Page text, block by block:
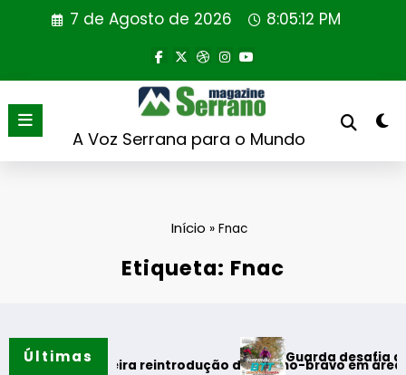
7 de Agosto de 2026 8:05:12 PM
A Voz Serrana para o Mundo
Início » Fnac
Etiqueta: Fnac
Últimasreintrodução de coelho-bravo em área rewilding
Guarda desafia amantes do